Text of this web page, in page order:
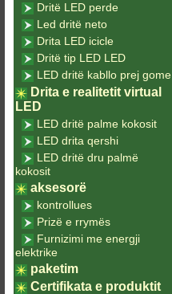
Dritë LED perde
Led dritë neto
Drita LED icicle
Dritë tip LED LED
LED dritë kabllo prej gome
Drita e realitetit virtual
LED
LED dritë palme kokosit
LED drita qershi
LED dritë dru palmë
kokosit
aksesorë
kontrollues
Prizë e rrymës
Furnizimi me energji
elektrike
paketim
Certifikata e produktit